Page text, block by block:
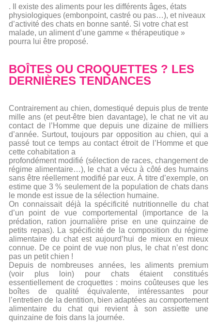
. Il existe des aliments pour les différents âges, états
physiologiques (embonpoint, castré ou pas…), et niveaux
d’activité des chats en bonne santé. Si votre chat est
malade, un aliment d’une gamme « thérapeutique »
pourra lui être proposé.
BOÎTES OU CROQUETTES ? LES
DERNIÈRES TENDANCES
Contrairement au chien, domestiqué depuis plus de trente
mille ans (et peut-être bien davantage), le chat ne vit au
contact de l’Homme que depuis une dizaine de milliers
d’année. Surtout, toujours par opposition au chien, qui a
passé tout ce temps au contact étroit de l’Homme et que
cette cohabitation a
profondément modifié (sélection de races, changement de
régime alimentaire…), le chat a vécu à côté des humains
sans être réellement modifié par eux. À titre d’exemple, on
estime que 3 % seulement de la population de chats dans
le monde est issue de la sélection humaine.
On connaissait déjà la spécificité nutritionnelle du chat
d’un point de vue comportemental (importance de la
prédation, ration journalière prise en une quinzaine de
petits repas). La spécificité de la composition du régime
alimentaire du chat est aujourd’hui de mieux en mieux
connue. De ce point de vue non plus, le chat n’est donc
pas un petit chien !
Depuis de nombreuses années, les aliments premium
(voir plus loin) pour chats étaient constitués
essentiellement de croquettes : moins coûteuses que les
boîtes de qualité équivalente, intéressantes pour
l’entretien de la dentition, bien adaptées au comportement
alimentaire du chat qui revient à son assiette une
quinzaine de fois dans la journée.